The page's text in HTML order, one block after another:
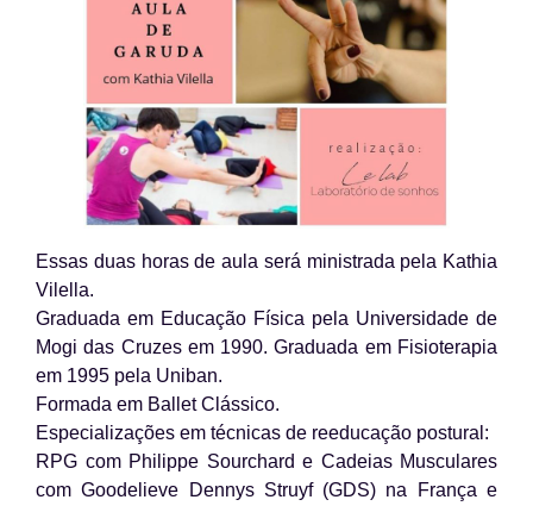
Essas duas horas de aula será ministrada pela Kathia
Vilella.
Graduada em Educação Física pela Universidade de
Mogi das Cruzes em 1990. Graduada em Fisioterapia
em 1995 pela Uniban.
Formada em Ballet Clássico.
Especializações em técnicas de reeducação postural:
RPG com Philippe Sourchard e Cadeias Musculares
com Goodelieve Dennys Struyf (GDS) na França e